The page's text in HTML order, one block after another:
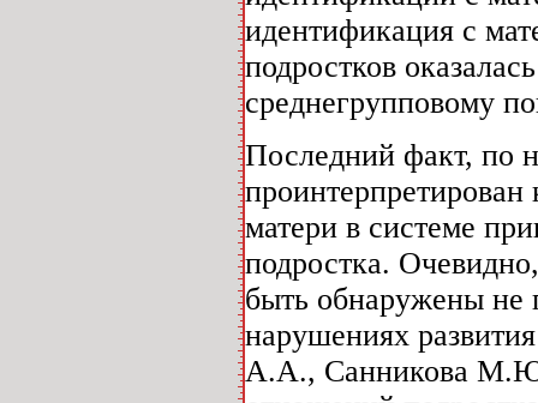
идентификация с
подростков
среднегрупповому
Последний факт, по
проинтерпретирован
матери в системе
подростка.
быть обнаружены не
нарушениях
А.А., Санникова